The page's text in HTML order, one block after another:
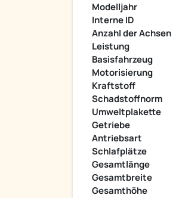
Modelljahr
Interne ID
Anzahl der Achsen
Leistung
Basisfahrzeug
Motorisierung
Kraftstoff
Schadstoffnorm
Umweltplakette
Getriebe
Antriebsart
Schlafplätze
Gesamtlänge
Gesamtbreite
Gesamthöhe